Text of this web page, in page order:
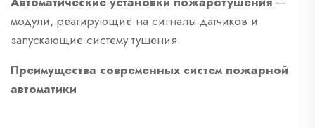
модули, реагирующие на сигналы датчиков и
запускающие систему тушения.
Преимущества современных систем пожарной
автоматики